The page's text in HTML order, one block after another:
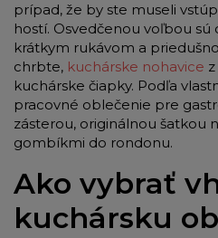
prípad, že by ste museli
hostí. Osvedčenou voľbou sú
krátkym rukávom a
chrbte, kuchárske nohavice
kuchárske čiapky. Podľa
pracovné oblečenie pre
zásterou, originálnou šatkou
gombíkmi do rondonu.
Ako vybrať
kuchársku